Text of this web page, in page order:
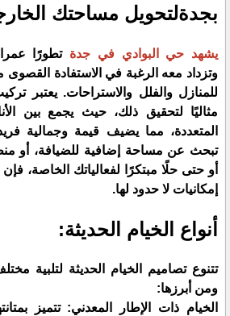
بجدةلتحويل مساحتك
يشهد حي البوادي في جدةتطورًا
وتزداد معه الرغبة في الاستفادة
للمنازل والفلل والاستراحات. يعتبر
مثاليًا لتحقيق ذلك، حيث يجمع بين
المتعددة، مما يضيف قيمة وجمالية
تبحث عن مساحة إضافية للضيافة، أو
أو حتى حلًا مبتكرًا لفعالياتك الخاصة،
إمكانيات لا حدود لها.
أنواع الخيام الحديثة:
تتنوع تصاميم الخيام الحديثة لتلبية
ومن أبرزها:
الخيام ذات الإطار المعدني: تتميز